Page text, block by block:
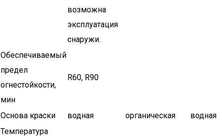
возможна
эксплуатация
снаружи.
Обеспечиваемый
предел
огнестойкости,
мин
R60, R90
Основа краски водная органическая
водная
Температура